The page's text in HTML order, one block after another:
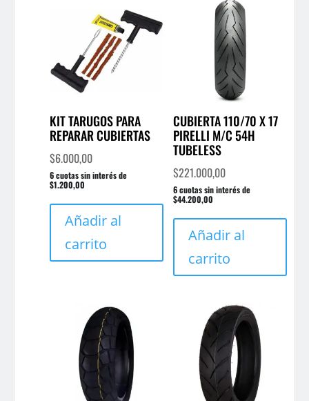
KIT TARUGOS PARA
REPARAR CUBIERTAS
$6.000,00
6 cuotas sin interés de
$1.200,00
Añadir al
carrito
CUBIERTA 110/70 X 17
PIRELLI M/C 54H
TUBELESS
$221.000,00
6 cuotas sin interés de
$44.200,00
Añadir al
carrito